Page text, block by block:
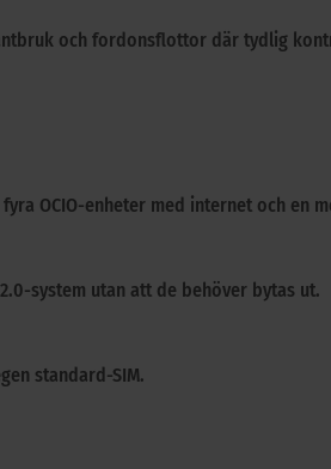
och fordonsflottor där tydlig
OCIO-enheter med internet och en
system utan att de behöver bytas ut.
standard-SIM.